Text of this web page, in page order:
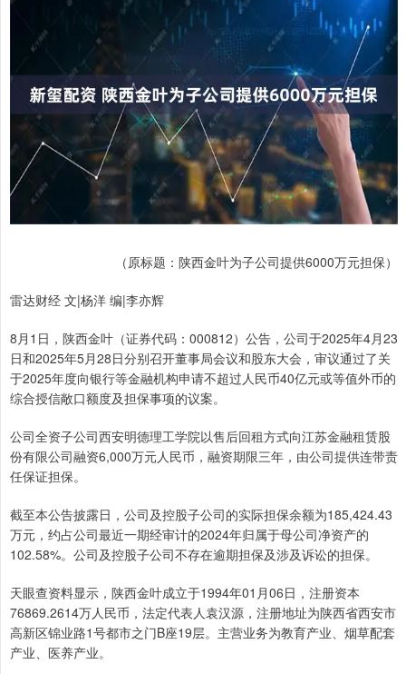
（原标题：陕西金叶为子公司提供6000万元担保）
雷达财经 文|杨洋 编|李亦辉
8月1日，陕西金叶（证券代码：000812）公告，公司于2025年4月23
日和2025年5月28日分别召开董事局会议和股东大会，审议通过了关
于2025年度向银行等金融机构申请不超过人民币40亿元或等值外币的
综合授信敞口额度及担保事项的议案。
公司全资子公司西安明德理工学院以售后回租方式向江苏金融租赁股
份有限公司融资6,000万元人民币，融资期限三年，由公司提供连带责
任保证担保。
截至本公告披露日，公司及控股子公司的实际担保余额为185,424.43
万元，约占公司最近一期经审计的2024年归属于母公司净资产的
102.58%。公司及控股子公司不存在逾期担保及涉及诉讼的担保。
天眼查资料显示，陕西金叶成立于1994年01月06日，注册资本
76869.2614万人民币，法定代表人袁汉源，注册地址为陕西省西安市
高新区锦业路1号都市之门B座19层。主营业务为教育产业、烟草配套
产业、医养产业。